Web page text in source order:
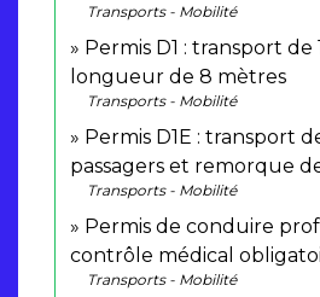
Transports - Mobilité
Permis D1 : transport de
longueur de 8 mètres
Transports - Mobilité
Permis D1E : transport
passagers et remorque
Transports - Mobilité
Permis de conduire
contrôle médical
Transports - Mobilité